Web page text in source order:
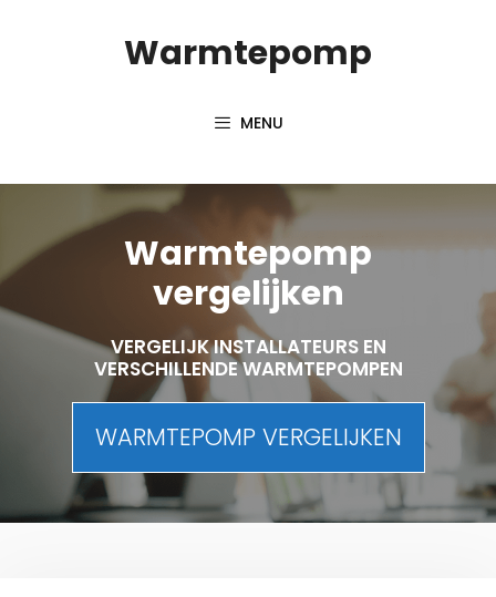
Warmtepomp
MENU
Warmtepomp
vergelijken
VERGELIJK INSTALLATEURS EN
VERSCHILLENDE WARMTEPOMPEN
WARMTEPOMP VERGELIJKEN